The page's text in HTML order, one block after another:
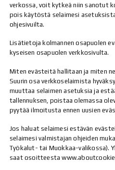
verkossa, voit kytkeä niin sanotut
pois käytöstä selaimesi
ohjesivuilta.
Lisätietoja kolmannen osapuolen
kyseisen osapuolen verkkosivulta.
Miten evästeitä hallitaan ja miten
Suurin osa verkkoselaimista
muuttaa selaimen asetuksia ja
tallennuksen, poistaa olemassa
pyytää ilmoitusta ennen uusien
Jos haluat selaimesi estävän
selaimesi valmistajan ohjeiden
Työkalut- tai Muokkaa-valikossa).
saat osoitteesta